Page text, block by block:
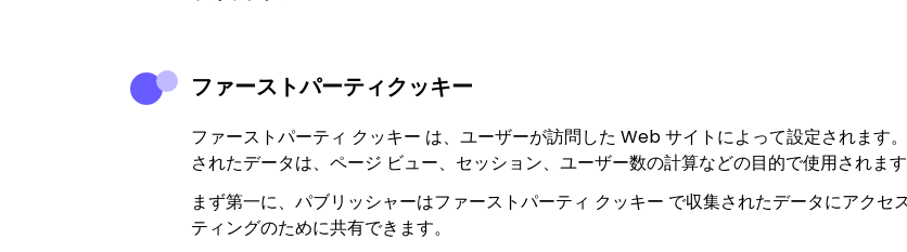
ファーストパーティクッキー
ファーストパーティ クッキー は、ユーザーが訪問した Web サイトによって設定されます
されたデータは、ページ ビュー、セッション、ユーザー数の計算などの目的で使用されます
まず第一に、パブリッシャーはファーストパーティ クッキー で収集されたデータにアク
ティングのために共有できます。